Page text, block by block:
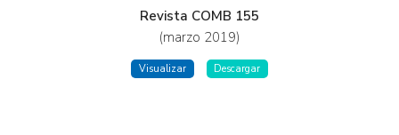
Revista COMB 155
(marzo 2019)
Visualizar Descargar